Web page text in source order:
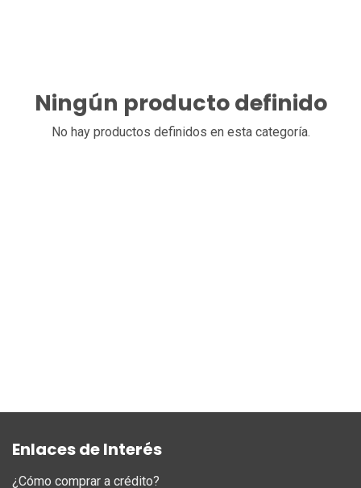
Ningún producto definido
No hay productos definidos en esta categoría.
Enlaces de Interés
¿Cómo comprar a crédito?